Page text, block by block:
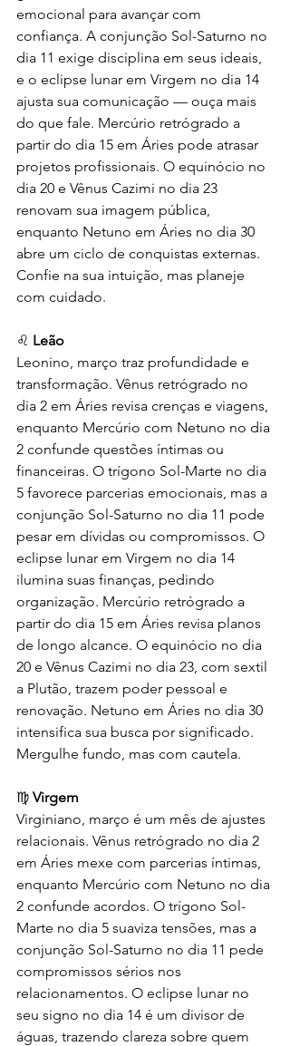
emocional para avançar com
confiança. A conjunção Sol-Saturno no
dia 11 exige disciplina em seus ideais,
e o eclipse lunar em Virgem no dia 14
ajusta sua comunicação — ouça mais
do que fale. Mercúrio retrógrado a
partir do dia 15 em Áries pode atrasar
projetos profissionais. O equinócio no
dia 20 e Vênus Cazimi no dia 23
renovam sua imagem pública,
enquanto Netuno em Áries no dia 30
abre um ciclo de conquistas externas.
Confie na sua intuição, mas planeje
com cuidado.
♌ Leão
Leonino, março traz profundidade e
transformação. Vênus retrógrado no
dia 2 em Áries revisa crenças e viagens,
enquanto Mercúrio com Netuno no dia
2 confunde questões íntimas ou
financeiras. O trígono Sol-Marte no dia
5 favorece parcerias emocionais, mas a
conjunção Sol-Saturno no dia 11 pode
pesar em dívidas ou compromissos. O
eclipse lunar em Virgem no dia 14
ilumina suas finanças, pedindo
organização. Mercúrio retrógrado a
partir do dia 15 em Áries revisa planos
de longo alcance. O equinócio no dia
20 e Vênus Cazimi no dia 23, com sextil
a Plutão, trazem poder pessoal e
renovação. Netuno em Áries no dia 30
intensifica sua busca por significado.
Mergulhe fundo, mas com cautela.
♍ Virgem
Virginiano, março é um mês de ajustes
relacionais. Vênus retrógrado no dia 2
em Áries mexe com parcerias íntimas,
enquanto Mercúrio com Netuno no dia
2 confunde acordos. O trígono Sol-
Marte no dia 5 suaviza tensões, mas a
conjunção Sol-Saturno no dia 11 pede
compromissos sérios nos
relacionamentos. O eclipse lunar no
seu signo no dia 14 é um divisor de
águas, trazendo clareza sobre quem